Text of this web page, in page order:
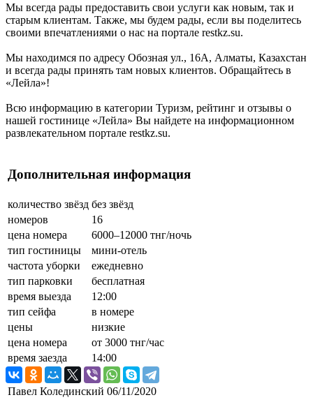
Мы всегда рады предоставить свои услуги как новым, так и
старым клиентам. Также, мы будем рады, если вы поделитесь
своими впечатлениями о нас на портале restkz.su.
Мы находимся по адресу Обозная ул., 16А, Алматы, Казахстан
и всегда рады принять там новых клиентов. Обращайтесь в
«Лейла»!
Всю информацию в категории Туризм, рейтинг и отзывы о
нашей гостинице «Лейла» Вы найдете на информационном
развлекательном портале restkz.su.
Дополнительная информация
количество звёзд без звёзд
номеров
16
цена номера
6000–12000 тнг/ночь
тип гостиницы
мини-отель
частота уборки
ежедневно
тип парковки
бесплатная
время выезда
12:00
тип сейфа
в номере
цены
низкие
цена номера
от 3000 тнг/час
время заезда
14:00
Павел Колединский 06/11/2020